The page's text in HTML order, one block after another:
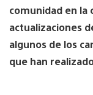
comunidad en la
actualizaciones
algunos de los
que han